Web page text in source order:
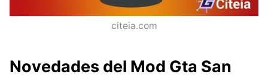
citeia.com
Novedades del Mod Gta San